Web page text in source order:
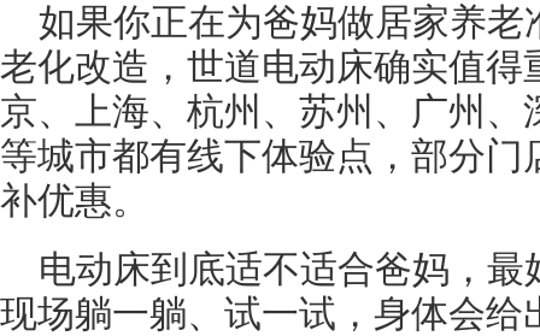
如果你正在为爸妈做居家养
老化改造，世道电动床确实值
京、上海、杭州、苏州、广州
等城市都有线下体验点，部分
补优惠。
电动床到底适不适合爸妈，
现场躺一躺、试一试，身体会给